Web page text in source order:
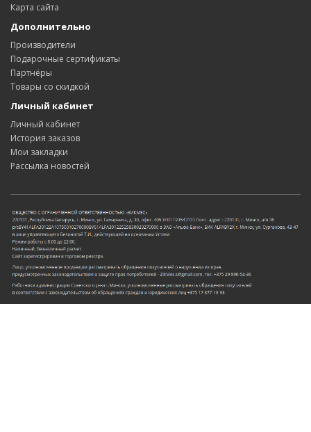
Карта сайта
Дополнительно
Производители
Подарочные сертификаты
Партнёры
Товары со скидкой
Личный кабинет
Личный кабинет
История заказов
Мои закладки
Рассылка новостей